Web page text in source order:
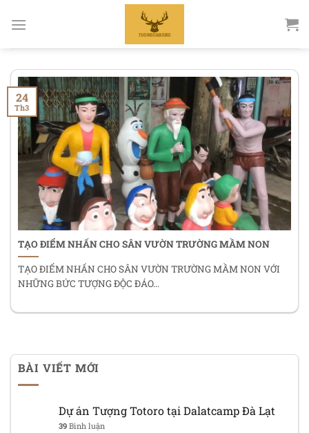
qua
TẠO ĐIỂM NHẤN CHO SÂN VƯỜN TRƯỜNG MẦM NON
TẠO ĐIỂM NHẤN CHO SÂN VƯỜN TRƯỜNG MẦM NON VỚI
NHỮNG BỨC TƯỢNG ĐỘC ĐÁO...
24
Th3
BÀI VIẾT MỚI
Dự án Tượng Totoro tại Dalatcamp Đà Lạt
39Bình luận